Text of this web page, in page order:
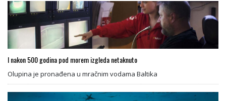
I nakon 500 godina pod morem izgleda netaknuto
Olupina je pronađena u mračnim vodama Baltika